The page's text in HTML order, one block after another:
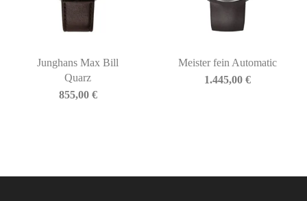
Junghans Max Bill
Quarz
855,00 €
Meister fein Automatic
1.445,00€